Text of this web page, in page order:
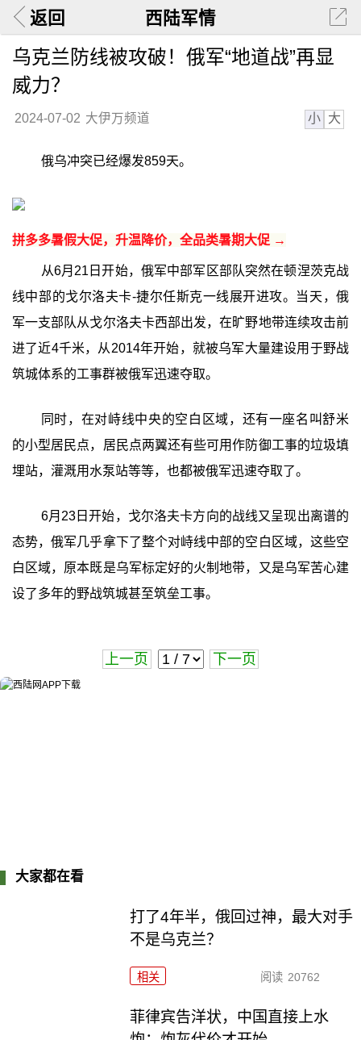
返回 西陆军情
乌克兰防线被攻破！俄军“地道战”再显
威力？
2024-07-02 大伊万频道 小 大
俄乌冲突已经爆发859天。
拼多多暑假大促，升温降价，全品类暑期大促 →
从6月21日开始，俄军中部军区部队突然在顿涅茨克战
线中部的戈尔洛夫卡-捷尔任斯克一线展开进攻。当天，俄
军一支部队从戈尔洛夫卡西部出发，在旷野地带连续攻击前
进了近4千米，从2014年开始，就被乌军大量建设用于野战
筑城体系的工事群被俄军迅速夺取。
同时，在对峙线中央的空白区域，还有一座名叫舒米
的小型居民点，居民点两翼还有些可用作防御工事的垃圾填
埋站，灌溉用水泵站等等，也都被俄军迅速夺取了。
6月23日开始，戈尔洛夫卡方向的战线又呈现出离谱的
态势，俄军几乎拿下了整个对峙线中部的空白区域，这些空
白区域，原本既是乌军标定好的火制地带，又是乌军苦心建
设了多年的野战筑城甚至筑垒工事。
上一页 下一页
大家都在看
打了4年半，俄回过神，最大对手
不是乌克兰？
相关 阅读 20762
菲律宾告洋状，中国直接上水